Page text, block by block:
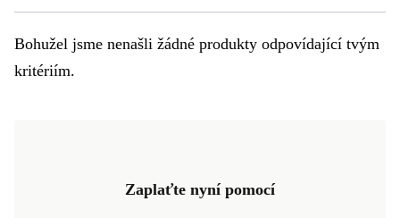
Bohužel jsme nenašli žádné produkty odpovídající tvým
kritériím.
Zaplaťte nyní pomocí